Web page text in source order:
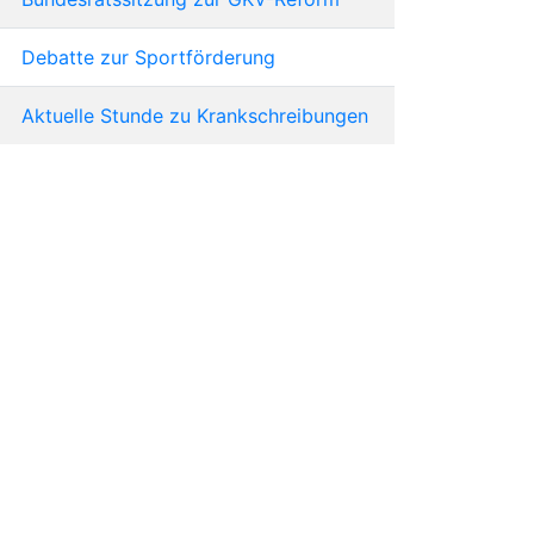
Debatte zur Sportförderung
Aktuelle Stunde zu Krankschreibungen